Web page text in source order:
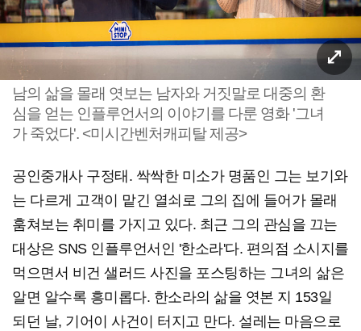
남의 삶을 몰래 엿보는 남자와 거짓말로 대중의 환
심을 얻는 인플루언서의 이야기를 다룬 영화 '그녀
가 죽었다'. <미시간벤처캐피탈 제공>
공인중개사 구정태. 싹싹한 미소가 명품인 그는 보기와
는 다르게 고객이 맡긴 열쇠로 그의 집에 들어가 몰래
훔쳐보는 취미를 가지고 있다. 최근 그의 관심을 끄는
대상은 SNS 인플루언서인 '한소라'다. 편의점 소시지를
먹으면서 비건 샐러드 사진을 포스팅하는 그녀의 삶은
알면 알수록 흥미롭다. 한소라의 삶을 엿본 지 153일
되던 날, 기어이 사건이 터지고 만다. 설레는 마음으로